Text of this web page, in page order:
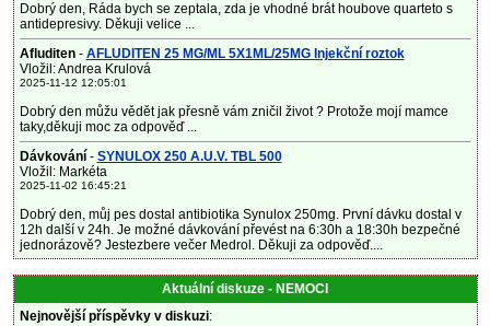
Dobrý den, Ráda bych se zeptala, zda je vhodné brát houbove quarteto s
antidepresivy. Děkuji velice ...
Afluditen- AFLUDITEN 25 MG/ML 5X1ML/25MG Injekční roztok
Vložil: Andrea Krulová
2025-11-12 12:05:01
Dobrý den můžu vědět jak přesně vám zničil život ? Protože mojí mamce
taky,děkuji moc za odpověď ...
Dávkování - SYNULOX 250 A.U.V. TBL 500
Vložil: Markéta
2025-11-02 16:45:21
Dobrý den, můj pes dostal antibiotika Synulox 250mg. První dávku dostal v
12h další v 24h. Je možné dávkování převést na 6:30h a 18:30h bezpečné
jednorázově? Jestezbere večer Medrol. Děkuji za odpověď....
Aktuální diskuze - NEMOCI
Nejnovější příspěvky v diskuzi: